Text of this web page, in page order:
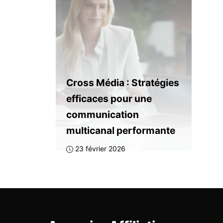
Cross Média : Stratégies
efficaces pour une
communication
multicanal performante
23 février 2026